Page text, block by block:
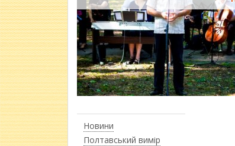
Новини
Полтавський вимір